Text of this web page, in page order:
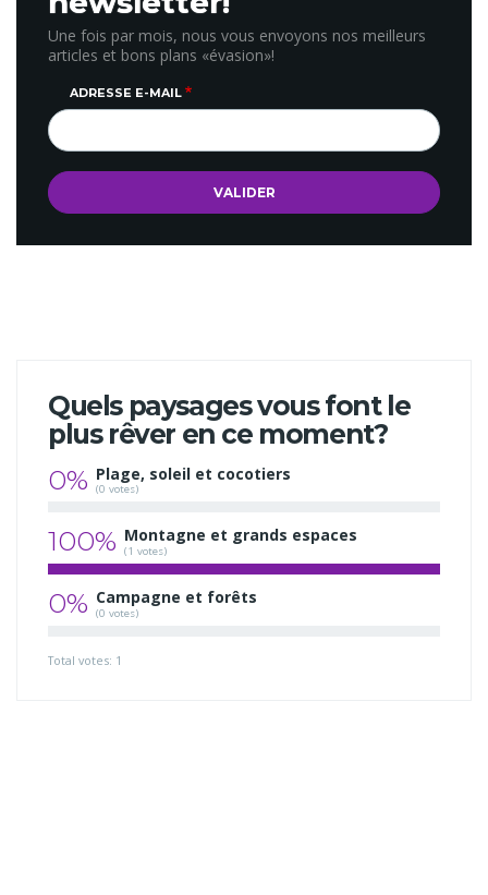
Une fois par mois, nous vous envoyons nos meilleurs
articles et bons plans «évasion»!
ADRESSE E-MAIL
Quels paysages vous font le
plus rêver en ce moment?
0% Plage, soleil et cocotiers
(0 votes)
100% Montagne et grands espaces
(1 votes)
0% Campagne et forêts
(0 votes)
Total votes: 1